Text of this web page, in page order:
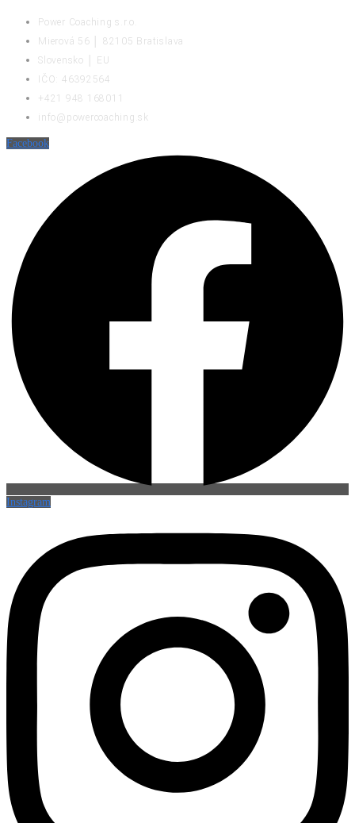
Power Coaching s.r.o.
Mierová 56 │ 82105 Bratislava
Slovensko │ EU
IČO: 46392564
+421 948 168011
info@powercoaching.sk
Facebook
Instagram